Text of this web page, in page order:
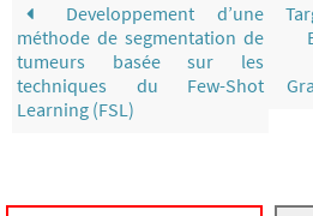
Developpement d’une
méthode de segmentation de
tumeurs basée sur les
techniques du Few-Shot
Learning (FSL)